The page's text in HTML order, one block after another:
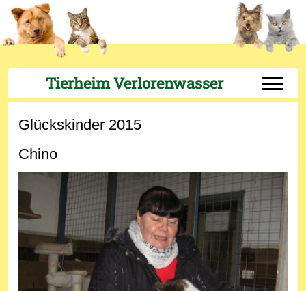
Tierheim Verlorenwasser Off-
Glückskinder 2015
Chino